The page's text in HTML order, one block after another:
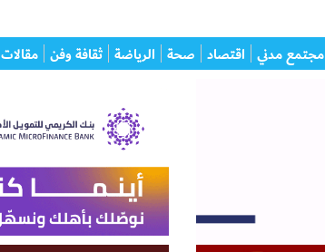
مجتمع مدني اقتصاد صحة الرياضة ثقافة وفن مقالات